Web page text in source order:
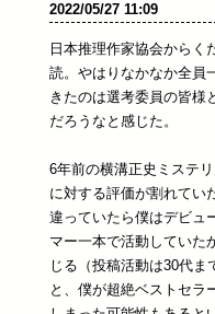
2022/05/27 11:09
日本推理作家協会からく
読。やはりなかなか全員
きたのは選考委員の皆様
だろうなと感じた。
6年前の横溝正史ミステ
に対する評価が割れてい
違っていたら僕はデビュ
マー一本で活動してい
じる（投稿活動は30代ま
と、僕が超絶ベストセラ